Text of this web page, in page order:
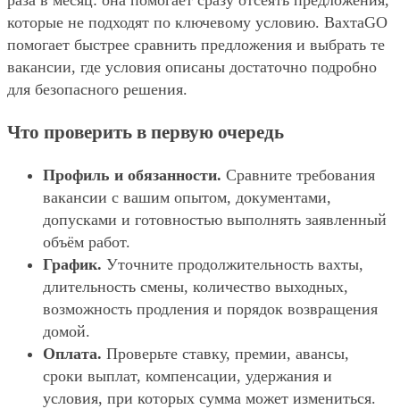
которые не подходят по ключевому условию. ВахтаGO
помогает быстрее сравнить предложения и выбрать те
вакансии, где условия описаны достаточно подробно
для безопасного решения.
Что проверить в первую очередь
Профиль и обязанности. Сравните требования
вакансии с вашим опытом, документами,
допусками и готовностью выполнять заявленный
объём работ.
График. Уточните продолжительность вахты,
длительность смены, количество выходных,
возможность продления и порядок возвращения
домой.
Оплата. Проверьте ставку, премии, авансы,
сроки выплат, компенсации, удержания и
условия, при которых сумма может измениться.